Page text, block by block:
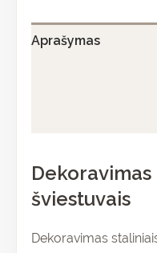
Aprašymas
šviestuvais
Dekoravimas